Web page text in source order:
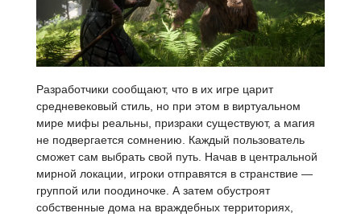
Разработчики сообщают, что в их игре царит
средневековый стиль, но при этом в виртуальном
мире мифы реальны, призраки существуют, а магия
не подвергается сомнению. Каждый пользователь
сможет сам выбрать свой путь. Начав в центральной
мирной локации, игроки отправятся в странствие —
группой или поодиночке. А затем обустроят
собственные дома на враждебных территориях,